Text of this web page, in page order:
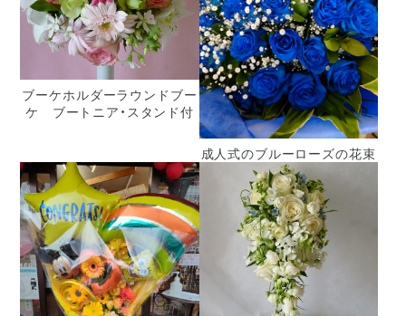
ブーケホルダーラウンドブー
ケ ブートニア・スタンド付
成人式のブルーローズの花束